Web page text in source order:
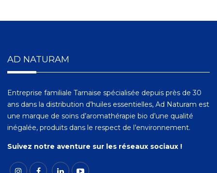
AD NATURAM
Entreprise familiale Tarnaise spécialisée depuis près de 30
ans dans la distribution d’huiles essentielles, Ad Naturam est
une marque de soins d’aromathérapie bio d’une qualité
inégalée, produits dans le respect de l’environnement.
Suivez notre aventure sur les réseaux sociaux !